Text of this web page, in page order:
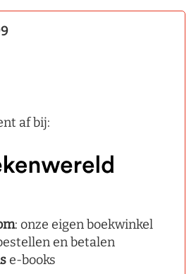
af bij:
: onze eigen boekwinkel
en betalen
e-books